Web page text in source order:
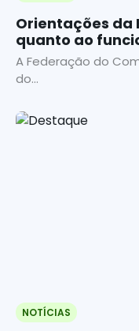
Orientações da
quanto ao
carnaval de
A Federação do
do...
NOTÍCIAS